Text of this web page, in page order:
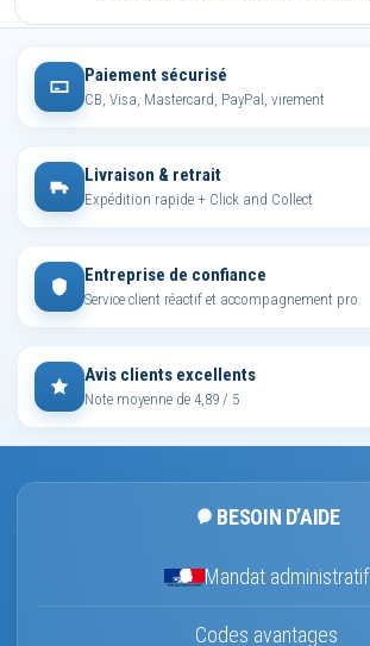
Paiement sécurisé
CB, Visa, Mastercard, PayPal, virement
Livraison & retrait
Expédition rapide + Click and Collect
Entreprise de confiance
Service client réactif et accompagnement pro
Avis clients excellents
Note moyenne de 4,89 / 5
BESOIN D’AIDE
Mandat administratif
Codes avantages